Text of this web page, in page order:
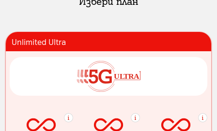
Unlimited Ultra